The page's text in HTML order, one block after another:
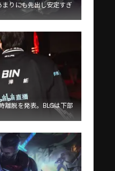
りにも先出し安定すぎ
離脱を発表。BLGは下部